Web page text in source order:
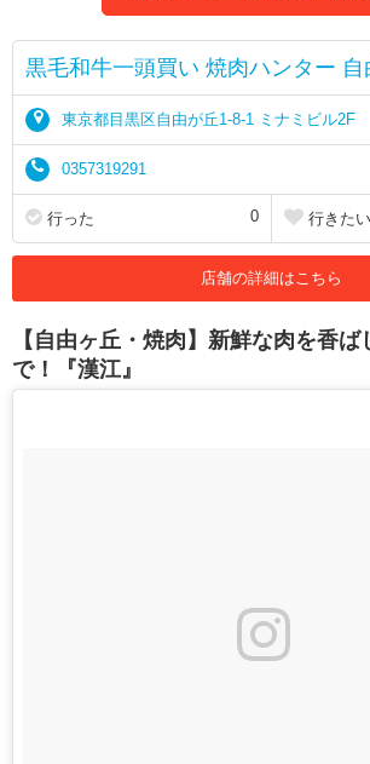
黒毛和牛一頭買い 焼肉ハンター 自
東京都目黒区自由が丘1-8-1 ミナミビル2F
0357319291
行った 0 行きたい
店舗の詳細はこちら
【自由ヶ丘・焼肉】新鮮な肉を香ば
で！『漢江』